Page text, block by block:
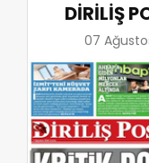
DİRİLİŞ
07